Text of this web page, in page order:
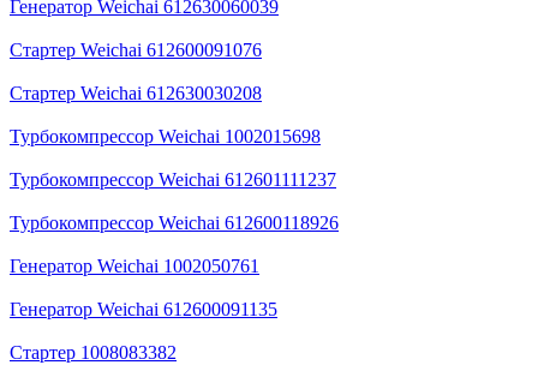
Генератор Weichai 612630060039
Стартер Weichai 612600091076
Стартер Weichai 612630030208
Турбокомпрессор Weichai 1002015698
Турбокомпрессор Weichai 612601111237
Турбокомпрессор Weichai 612600118926
Генератор Weichai 1002050761
Генератор Weichai 612600091135
Стартер 1008083382